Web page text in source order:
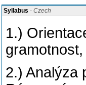
Syllabus - Czech
1.)
2.) Analýza